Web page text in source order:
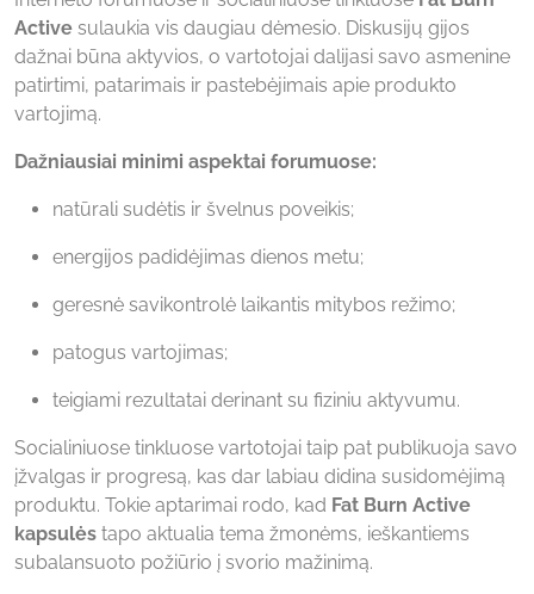
Active sulaukia vis daugiau dėmesio. Diskusijų gijos
dažnai būna aktyvios, o vartotojai dalijasi savo asmenine
patirtimi, patarimais ir pastebėjimais apie produkto
vartojimą.
Dažniausiai minimi aspektai forumuose:
natūrali sudėtis ir švelnus poveikis;
energijos padidėjimas dienos metu;
geresnė savikontrolė laikantis mitybos režimo;
patogus vartojimas;
teigiami rezultatai derinant su fiziniu aktyvumu.
Socialiniuose tinkluose vartotojai taip pat publikuoja savo
įžvalgas ir progresą, kas dar labiau didina susidomėjimą
produktu. Tokie aptarimai rodo, kad Fat Burn Active
kapsulės tapo aktualia tema žmonėms, ieškantiems
subalansuoto požiūrio į svorio mažinimą.